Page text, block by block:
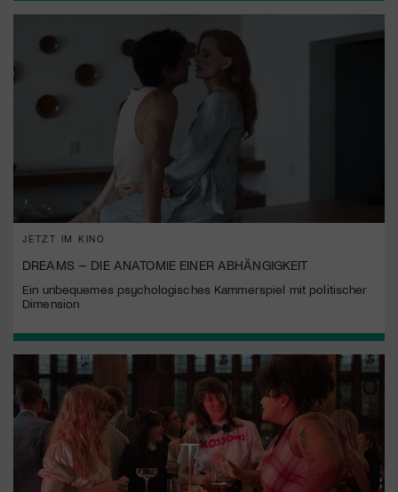
JETZT IM KINO
DREAMS – DIE ANATOMIE EINER ABHÄNGIGKEIT
Ein unbequemes psychologisches Kammerspiel mit politischer
Dimension